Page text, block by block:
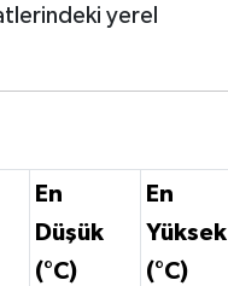
yerel
En
Düşük
(°C)
En
Yüksek
(°C)